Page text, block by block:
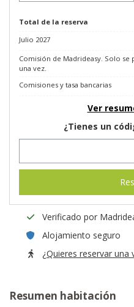
Total de la reserva
Julio 2027
Comisión de Madrideasy. Solo se
una vez.
Comisiones y tasa bancarias
Ver
¿Tienes un
Verificado por
Alojamiento seguro
¿Quieres reservar una
Resumen habitación